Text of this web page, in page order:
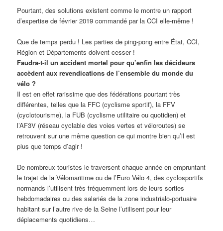
Pourtant, des solutions existent comme le montre un rapport
d’expertise de février 2019 commandé par la CCI elle-même !
Que de temps perdu ! Les parties de ping-pong entre État, CCI,
Région et Départements doivent cesser !
Faudra-t-il un accident mortel pour qu’enfin les décideurs
accèdent aux revendications de l’ensemble du monde du
vélo ?
Il est en effet rarissime que des fédérations pourtant très
différentes, telles que la FFC (cyclisme sportif), la FFV
(cyclotourisme), la FUB (cyclisme utilitaire ou quotidien) et
l’AF3V (réseau cyclable des voies vertes et véloroutes) se
retrouvent sur une même question ce qui montre bien qu’il est
plus que temps d’agir !
De nombreux touristes le traversent chaque année en empruntant
le trajet de la Vélomaritime ou de l’Euro Vélo 4, des cyclosportifs
normands l’utilisent très fréquemment lors de leurs sorties
hebdomadaires ou des salariés de la zone industrialo-portuaire
habitant sur l’autre rive de la Seine l’utilisent pour leur
déplacements quotidiens…